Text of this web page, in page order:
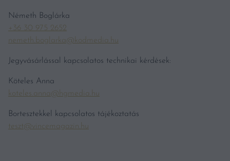
Németh Boglárka
+36 30 975 2652
nemeth.boglarka@kodmedia.hu
Jegyvásárlással kapcsolatos technikai kérdések:
Köteles Anna
koteles.anna@hgmedia.hu
Bortesztekkel kapcsolatos tájékoztatás
teszt@vincemagazin.hu